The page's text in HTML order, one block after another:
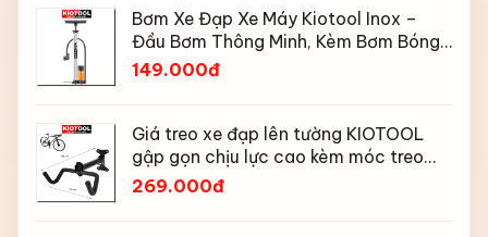
Bơm Xe Đạp Xe Máy Kiotool Inox –
Đầu Bơm Thông Minh, Kèm Bơm Bóng,
Đồng Hồ 160 PSI
149.000đ
Giá treo xe đạp lên tường KIOTOOL
gập gọn chịu lực cao kèm móc treo
mũ bảo hiểm
269.000đ